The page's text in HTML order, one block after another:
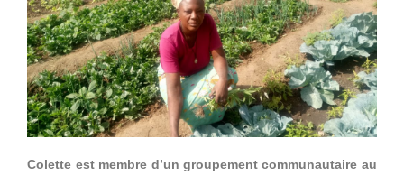
Colette est membre d’un groupement communautaire au